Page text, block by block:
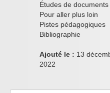
Études de documents
Pour aller plus loin
Pistes pédagogiques
Bibliographie
Ajouté le : 13
2022